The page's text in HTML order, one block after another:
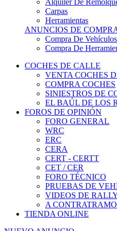
Herramientas
ANUNCIOS DE COMPRA
Compra De Vehículos
Compra De
COCHES DE CALLE
VENTA COCHES
COMPRA COCHES
SINIESTROS DE
EL BAÚL DE LOS
FOROS DE OPINIÓN
FORO GENERAL
WRC
ERC
CERA
CERT - CERTT
CET / CER
FORO TÉCNICO
PRUEBAS DE
VIDEOS DE
A CONTRATRAMO
TIENDA ONLINE
NUEVO ANUNCIO